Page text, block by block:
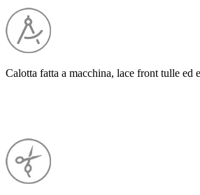
Calotta fatta a macchina, lace front tulle ed